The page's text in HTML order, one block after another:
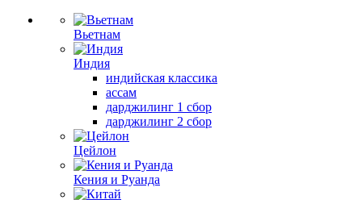
Вьетнам
Индия
индийская классика
ассам
дарджилинг 1 сбор
дарджилинг 2 сбор
Цейлон
Кения и Руанда